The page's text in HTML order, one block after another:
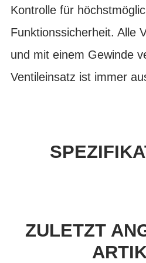
Kontrolle für
Funktionssicherheit. Alle
und mit einem Gewinde
Ventileinsatz ist immer
ZULETZT